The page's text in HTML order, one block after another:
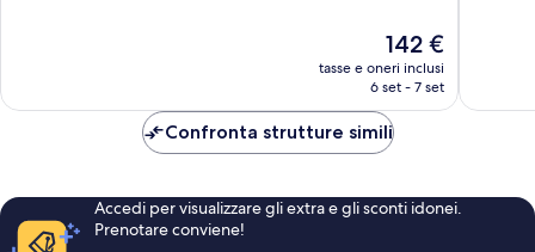
Il
prezzo
attuale
142 €
142 €
tasse e oneri inclusi
6 set - 7 set
Confronta strutture simili
Accedi per visualizzare gli extra e gli sconti idonei.
Prenotare conviene!